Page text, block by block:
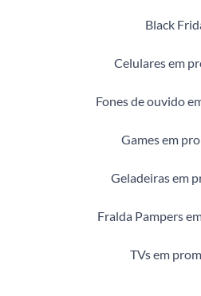
Black
Celulares em
Fones de ouvido
Games em
Geladeiras em
Fralda Pampers
TVs em